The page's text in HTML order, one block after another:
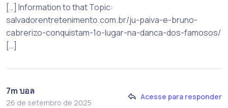
[…] Information to that Topic:
salvadorentretenimento.com.br/ju-paiva-e-bruno-
cabrerizo-conquistam-1o-lugar-na-danca-dos-famosos/
[…]
7m บอล
26 de setembro de 2025
Acesse para responder